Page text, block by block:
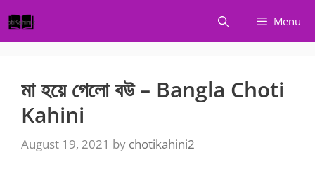
to
content
Menu
মা হয়ে গেলো বউ – Bangla Choti
Kahini
August 19, 2021 by chotikahini2